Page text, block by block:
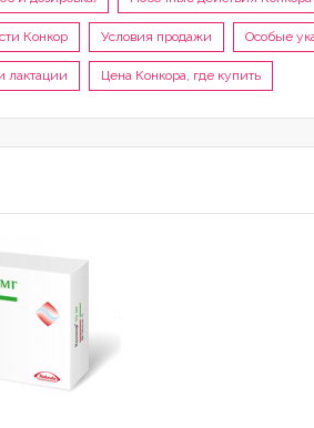
Конкор Условия продажи Особые
лактации Цена Конкора, где купить